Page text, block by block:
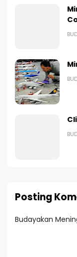
Posting
Budayakan